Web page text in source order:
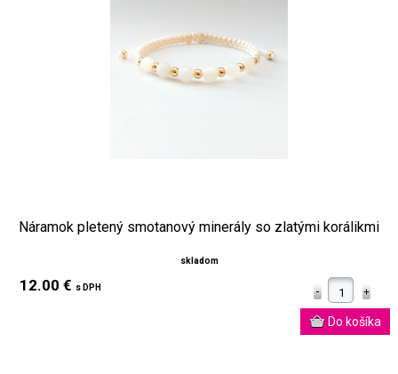
Náramok pletený smotanový minerály so zlatými korálikmi
skladom
12.00 € s DPH